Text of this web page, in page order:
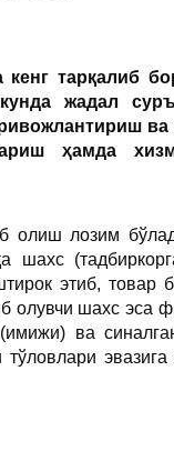
кенг тарқалиб
жадал
ҳамда
олиш лозим
шахс
этиб,
олувчи шахс
ва